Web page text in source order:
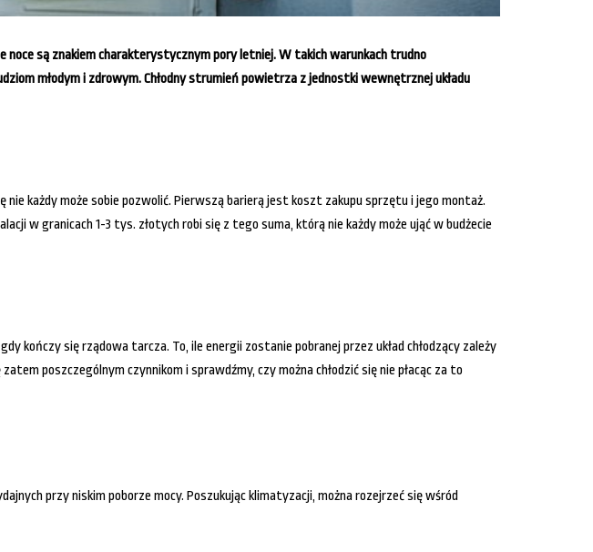
są znakiem charakterystycznym pory letniej. W takich warunkach trudno
młodym i zdrowym. Chłodny strumień powietrza z jednostki wewnętrznej układu
każdy może sobie pozwolić. Pierwszą barierą jest koszt zakupu sprzętu i jego montaż.
w granicach 1-3 tys. złotych robi się z tego suma, którą nie każdy może ująć w budżecie
kończy się rządowa tarcza. To, ile energii zostanie pobranej przez układ chłodzący zależy
poszczególnym czynnikom i sprawdźmy, czy można chłodzić się nie płacąc za to
przy niskim poborze mocy. Poszukując klimatyzacji, można rozejrzeć się wśród